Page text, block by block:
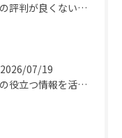
塾の評判が良くない理由を見極め実態から賢く塾選びをする方法
2026/07/19
塾の役立つ情報を活用した学習習慣形成と失敗しない塾選びガイド